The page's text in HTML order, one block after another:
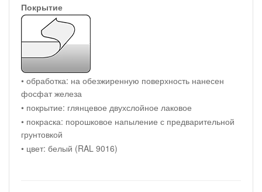
Покрытие
• обработка: на обезжиренную поверхность нанесен
фосфат железа
• покрытие: глянцевое двухслойное лаковое
• покраска: порошковое напыление с предварительной
грунтовкой
• цвет: белый (RAL 9016)